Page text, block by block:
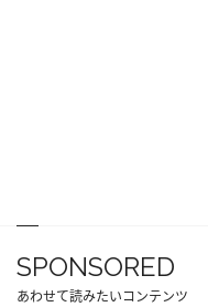
SPONSORED
あわせて読みたいコンテンツ